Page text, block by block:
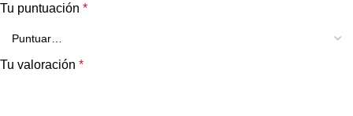
Tu puntuación *
Tu valoración *